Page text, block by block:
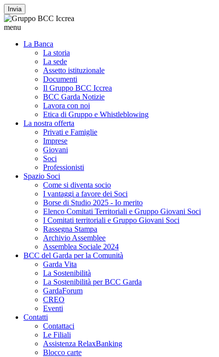
Invia
menu
La Banca
La storia
La sede
Assetto istituzionale
Documenti
Il Gruppo BCC Iccrea
BCC Garda Notizie
Lavora con noi
Etica di Gruppo e Whistleblowing
La nostra offerta
Privati e Famiglie
Imprese
Giovani
Soci
Professionisti
Spazio Soci
Come si diventa socio
I vantaggi a favore dei Soci
Borse di Studio 2025 - Io merito
Elenco Comitati Territoriali e Gruppo Giovani Soci
I Comitati territoriali e Gruppo Giovani Soci
Rassegna Stampa
Archivio Assemblee
Assemblea Sociale 2024
BCC del Garda per la Comunità
Garda Vita
La Sostenibilità
La Sostenibilità per BCC Garda
GardaForum
CREO
Eventi
Contatti
Contattaci
Le Filiali
Assistenza RelaxBanking
Blocco carte